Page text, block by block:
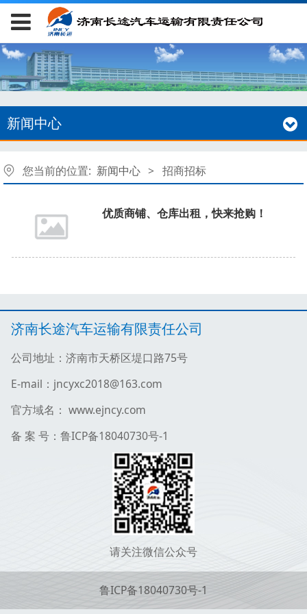
新闻中心
您当前的位置: 新闻中心 > 招商招标
优质商铺、仓库出租，快来抢购！
济南长途汽车运输有限责任公司
公司地址：济南市天桥区堤口路75号
E-mail：jncyxc2018@163.com
官方域名： www.ejncy.com
备 案 号：鲁ICP备18040730号-1
请关注微信公众号
鲁ICP备18040730号-1